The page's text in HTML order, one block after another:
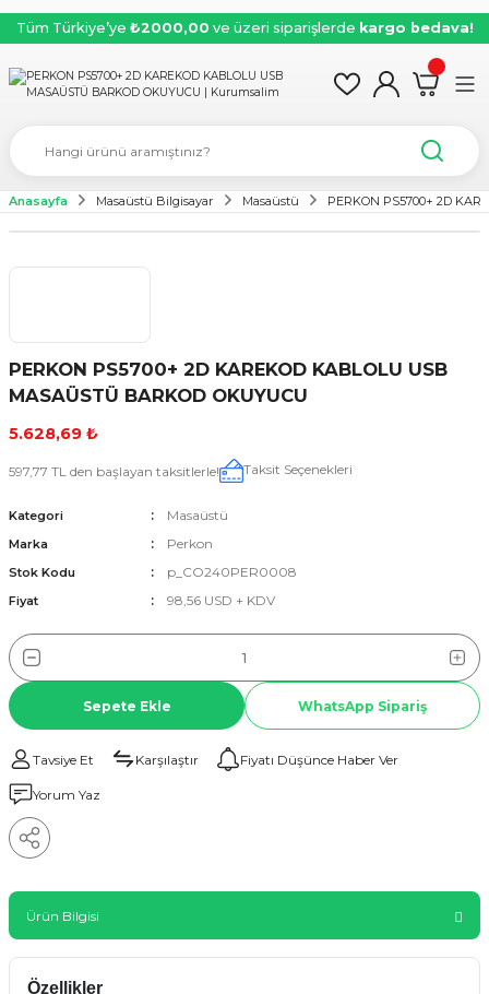
Tüm Türkiye’ye ₺2000,00 ve üzeri siparişlerde kargo bedava!
Anasayfa Masaüstü Bilgisayar Masaüstü PERKON PS5700+ 2D
PERKON PS5700+ 2D KAREKOD KABLOLU USB
MASAÜSTÜ BARKOD OKUYUCU
5.628,69 ₺
597,77 TL den başlayan taksitlerle! Taksit Seçenekleri
Kategori Masaüstü
Marka Perkon
Stok Kodu p_CO240PER0008
Fiyat 98,56 USD + KDV
Sepete Ekle WhatsApp Sipariş
Tavsiye Et Karşılaştır Fiyatı Düşünce Haber Ver
Yorum Yaz
Ürün Bilgisi
Özellikler